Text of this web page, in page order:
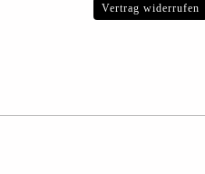
Vertrag widerrufen